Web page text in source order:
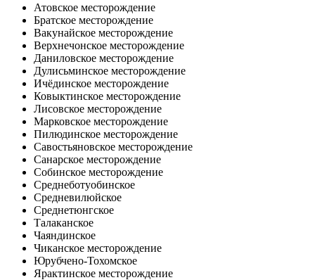
Атовское месторождение
Братское месторождение
Вакунайское месторождение
Верхнечонское месторождение
Даниловское месторождение
Дулисьминское месторождение
Ичёдинское месторождение
Ковыктинское месторождение
Лисовское месторождение
Марковское месторождение
Пилюдинское месторождение
Савостьяновское месторождение
Санарское месторождение
Собинское месторождение
Среднеботуобинское
Средневилюйское
Среднетюнгское
Талаканское
Чаяндинское
Чиканское месторождение
Юрубчено-Тохомское
Ярактинское месторождение